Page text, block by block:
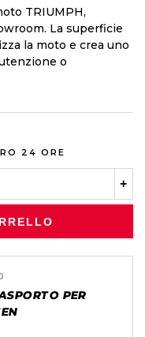
TRIUMPH,
La superficie
la moto e crea uno
o
24 ORE
+
PER